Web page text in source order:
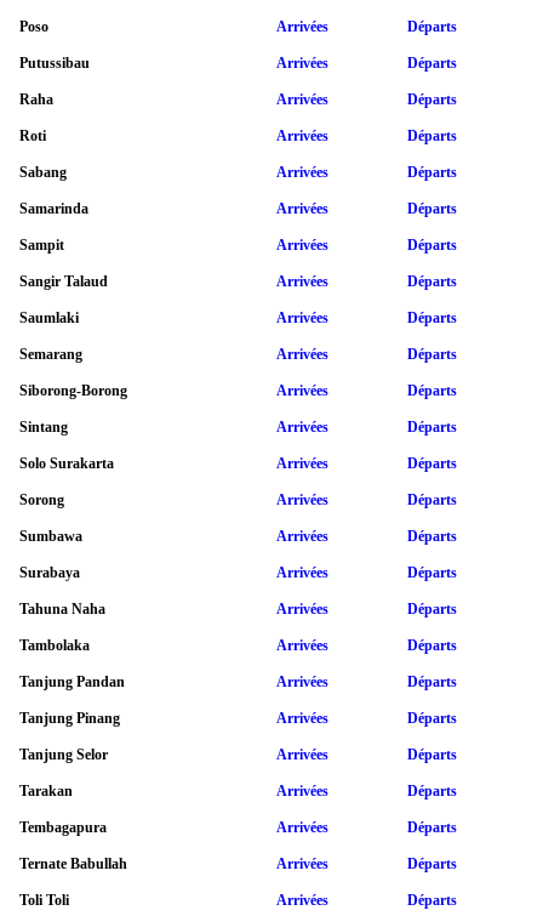
Poso Arrivées Départs
Putussibau Arrivées Départs
Raha Arrivées Départs
Roti Arrivées Départs
Sabang Arrivées Départs
Samarinda Arrivées Départs
Sampit Arrivées Départs
Sangir Talaud Arrivées Départs
Saumlaki Arrivées Départs
Semarang Arrivées Départs
Siborong-Borong Arrivées Départs
Sintang Arrivées Départs
Solo Surakarta Arrivées Départs
Sorong Arrivées Départs
Sumbawa Arrivées Départs
Surabaya Arrivées Départs
Tahuna Naha Arrivées Départs
Tambolaka Arrivées Départs
Tanjung Pandan Arrivées Départs
Tanjung Pinang Arrivées Départs
Tanjung Selor Arrivées Départs
Tarakan Arrivées Départs
Tembagapura Arrivées Départs
Ternate Babullah Arrivées Départs
Toli Toli Arrivées Départs